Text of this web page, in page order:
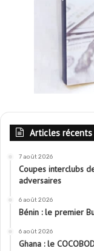
Articles récents
7 août 2026
Coupes interclubs
adversaires
6 août 2026
Bénin : le premier
6 août 2026
Ghana : le